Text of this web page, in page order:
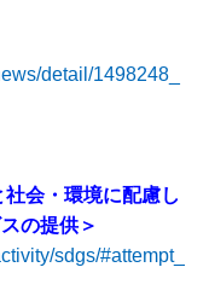
detail/1498248_
会・環境に配慮し
の提供＞
sdgs/#attempt_